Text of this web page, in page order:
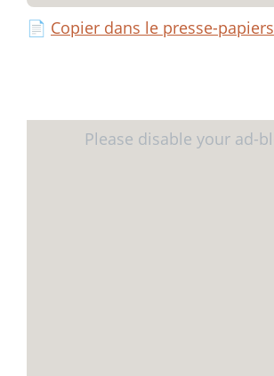
📄 Copier dans le presse-papiers